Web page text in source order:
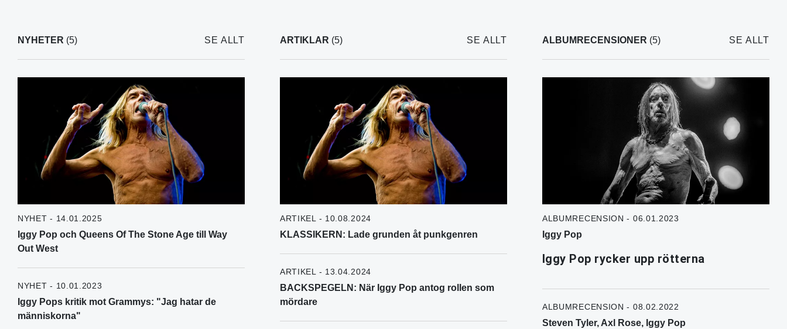
NYHETER (5) SE ALLT
NYHET - 14.01.2025
Iggy Pop och Queens Of The Stone Age till Way
Out West
NYHET - 10.01.2023
Iggy Pops kritik mot Grammys: "Jag hatar de
människorna"
ARTIKLAR (5) SE ALLT
ARTIKEL - 10.08.2024
KLASSIKERN: Lade grunden åt punkgenren
ARTIKEL - 13.04.2024
BACKSPEGELN: När Iggy Pop antog rollen som
mördare
ALBUMRECENSIONER (5) SE ALLT
ALBUMRECENSION - 06.01.2023
Iggy Pop
Iggy Pop rycker upp rötterna
ALBUMRECENSION - 08.02.2022
Steven Tyler, Axl Rose, Iggy Pop